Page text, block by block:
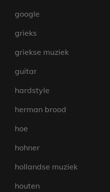
google
grieks
griekse muziek
guitar
hardstyle
herman brood
hoe
hohner
hollandse muziek
houten